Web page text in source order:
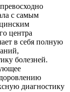
с самым
центра
в себя полную
болезней.
диагностику